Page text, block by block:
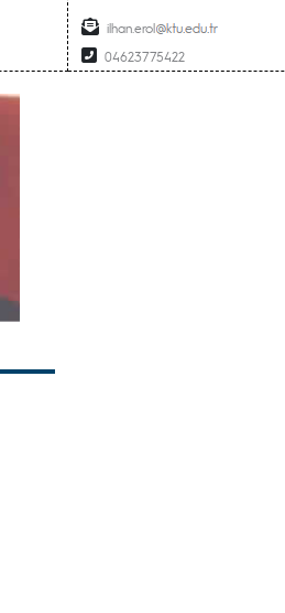
ilhan.erol
04623775422